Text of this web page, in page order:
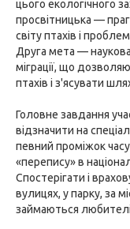
цього екологічного
просвітницька —
світу птахів і
Друга мета —
міграції, що
птахів і з'ясувати
Головне завдання
відзначити на
певний проміжок
«перепису» в
Спостерігати і
вулицях, у парку, за
займаються любителі